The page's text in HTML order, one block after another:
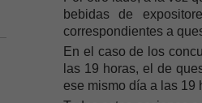
bebidas de
correspondientes a
En el caso de los
las 19 horas, el de
ese mismo día a las 19